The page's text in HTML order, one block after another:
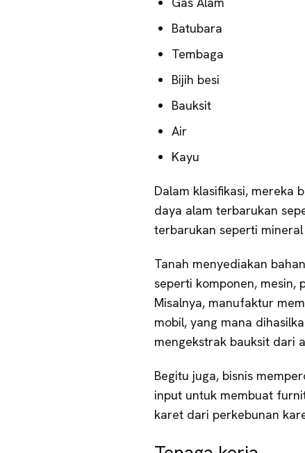
Batubara
Tembaga
Bijih besi
Bauksit
Air
Kayu
Dalam klasifikasi, mereka
daya alam terbarukan
terbarukan seperti mineral
Tanah menyediakan
seperti komponen, mesin,
Misalnya, manufaktur
mobil, yang mana
mengekstrak bauksit dari
Begitu juga, bisnis
input untuk membuat
karet dari perkebunan